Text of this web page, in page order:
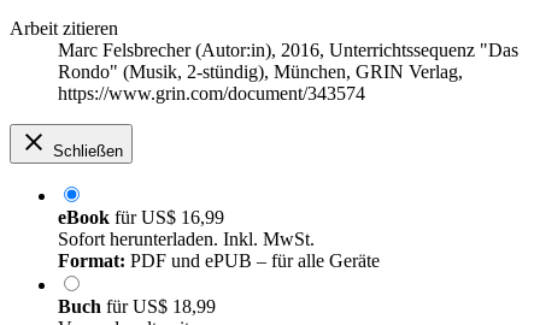
Arbeit zitieren
Marc Felsbrecher (Autor:in), 2016, Unterrichtssequenz "Das
Rondo" (Musik, 2-stündig), München, GRIN Verlag,
https://www.grin.com/document/343574
Schließen
eBook fürUS$ 16,99
Sofort herunterladen. Inkl. MwSt.
Format: PDF und ePUB – für alle Geräte
Buch fürUS$ 18,99